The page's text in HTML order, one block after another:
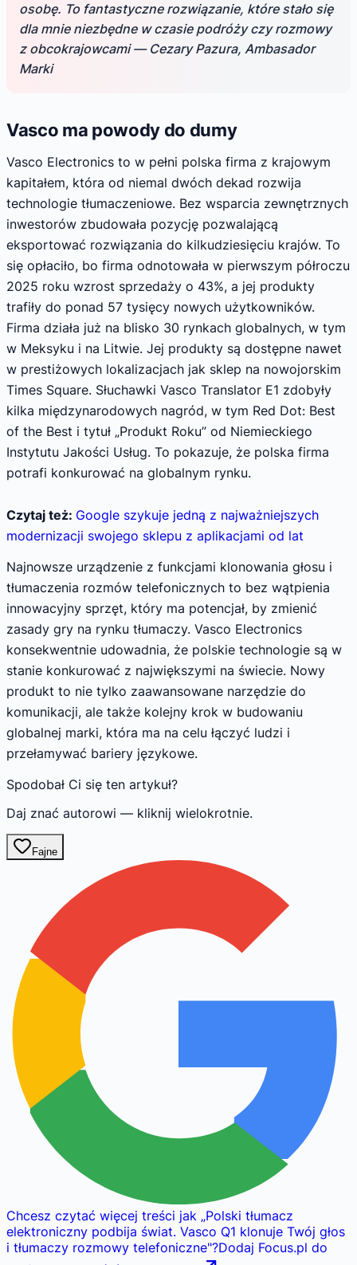
osobę. To fantastyczne rozwiązanie, które stało się
dla mnie niezbędne w czasie podróży czy rozmowy
z obcokrajowcami — Cezary Pazura, Ambasador
Marki
Vasco ma powody do dumy
Vasco Electronics to w pełni polska firma z krajowym
kapitałem, która od niemal dwóch dekad rozwija
technologie tłumaczeniowe. Bez wsparcia zewnętrznych
inwestorów zbudowała pozycję pozwalającą
eksportować rozwiązania do kilkudziesięciu krajów. To
się opłaciło, bo firma odnotowała w pierwszym półroczu
2025 roku wzrost sprzedaży o 43%, a jej produkty
trafiły do ponad 57 tysięcy nowych użytkowników.
Firma działa już na blisko 30 rynkach globalnych, w tym
w Meksyku i na Litwie. Jej produkty są dostępne nawet
w prestiżowych lokalizacjach jak sklep na nowojorskim
Times Square. Słuchawki Vasco Translator E1 zdobyły
kilka międzynarodowych nagród, w tym Red Dot: Best
of the Best i tytuł „Produkt Roku” od Niemieckiego
Instytutu Jakości Usług. To pokazuje, że polska firma
potrafi konkurować na globalnym rynku.
Czytaj też: Google szykuje jedną z najważniejszych
modernizacji swojego sklepu z aplikacjami od lat
Najnowsze urządzenie z funkcjami klonowania głosu i
tłumaczenia rozmów telefonicznych to bez wątpienia
innowacyjny sprzęt, który ma potencjał, by zmienić
zasady gry na rynku tłumaczy. Vasco Electronics
konsekwentnie udowadnia, że polskie technologie są w
stanie konkurować z największymi na świecie. Nowy
produkt to nie tylko zaawansowane narzędzie do
komunikacji, ale także kolejny krok w budowaniu
globalnej marki, która ma na celu łączyć ludzi i
przełamywać bariery językowe.
Spodobał Ci się ten artykuł?
Daj znać autorowi — kliknij wielokrotnie.
Fajne
Chcesz czytać więcej treści jak „Polski tłumacz
elektroniczny podbija świat. Vasco Q1 klonuje Twój głos
i tłumaczy rozmowy telefoniczne"?Dodaj Focus.pl do